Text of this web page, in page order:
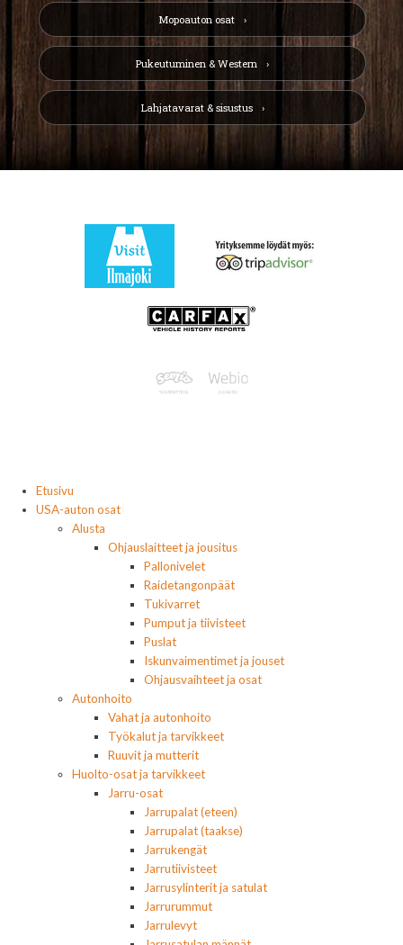
Mopoauton osat
Pukeutuminen & Western
Lahjatavarat & sisustus
Etusivu
USA-auton osat
Alusta
Ohjauslaitteet ja jousitus
Pallonivelet
Raidetangonpäät
Tukivarret
Pumput ja tiivisteet
Puslat
Iskunvaimentimet ja jouset
Ohjausvaihteet ja osat
Autonhoito
Vahat ja autonhoito
Työkalut ja tarvikkeet
Ruuvit ja mutterit
Huolto-osat ja tarvikkeet
Jarru-osat
Jarrupalat (eteen)
Jarrupalat (taakse)
Jarrukengät
Jarrutiivisteet
Jarrusylinterit ja satulat
Jarrurummut
Jarrulevyt